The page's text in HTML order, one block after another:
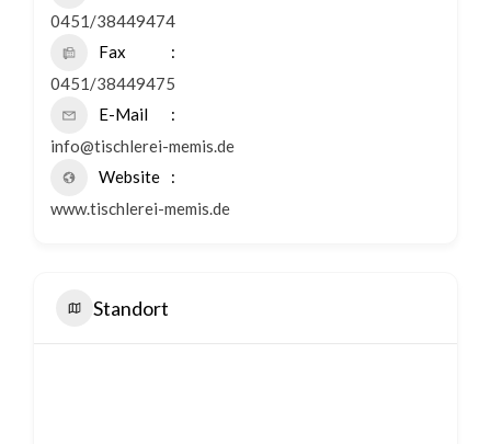
0451/38449474
Fax
0451/38449475
E-Mail
info@tischlerei-memis.de
Website
www.tischlerei-memis.de
Standort